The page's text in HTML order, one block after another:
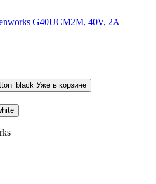
G40UCM2M, 40V, 2A
Уже в корзине